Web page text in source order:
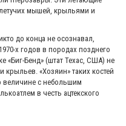
мышей, крыльями и
до конца не осознавал,
х годов в породах позднего
«Биг-Бенд» (штат Техас, США) не
«Хозяин» таких костей
величине с небольшим
в честь ацтекского